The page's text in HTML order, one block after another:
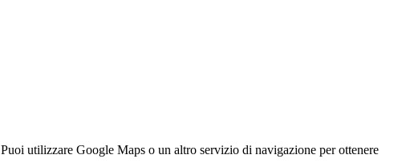
Google Maps o un altro servizio di navigazione per ottenere